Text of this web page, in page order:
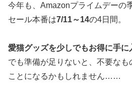
今年も、Amazonプライムデーの
セール本番は7/11～14の4日間。
愛猫グッズを少しでもお得に手に
でも準備が足りないと、不要な
ことになるかもしれません……